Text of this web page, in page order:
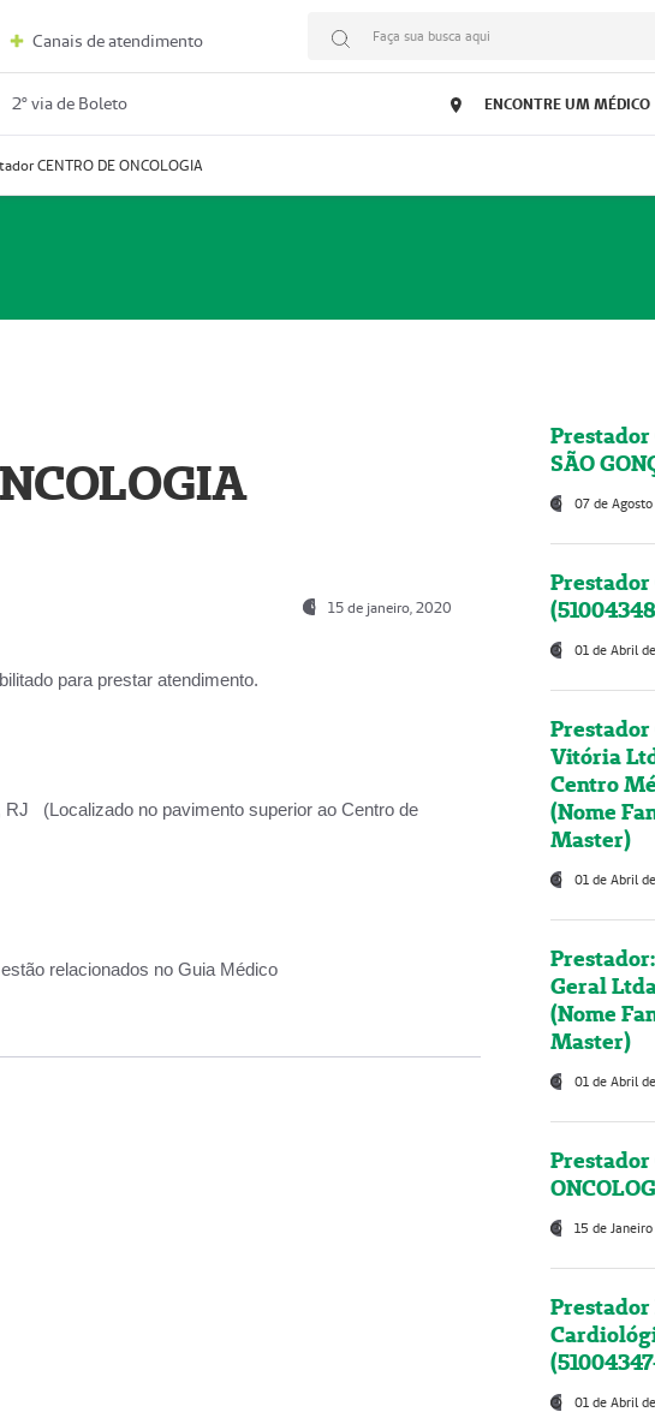
Canais de atendimento Faça sua busca aqui
2º via de Boleto ENCONTRE UM MÉDICO
CENTRO DE ONCOLOGIA
15 de janeiro, 2020
para prestar atendimento.
RJ (Localizado no pavimento superior ao Centro de
relacionados no Guia Médico
Prestador
SÃO
07 de
01 de Abril
Vitória
Centro
(Nome
Master)
01 de Abril
Geral
(Nome
Master)
01 de Abril
Prestador
15 de
Prestador
01 de Abril